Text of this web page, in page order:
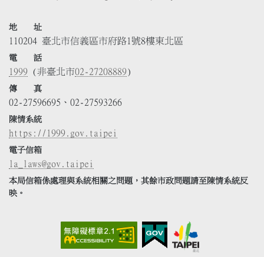
地 址
110204 臺北市信義區市府路1號8樓東北區
電 話
1999 (非臺北市02-27208889)
傳 真
02-27596695、02-27593266
陳情系統
https://1999.gov.taipei
電子信箱
la_laws@gov.taipei
本局信箱係處理與系統相關之問題，其餘市政問題請至陳情系統反
映。